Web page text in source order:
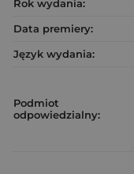
Rok wydania:
Data premiery:
Język wydania:
Podmiot
odpowiedzialny: